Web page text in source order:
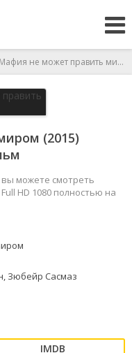
не может править миром
(2015)
можете смотреть
HD 1080 полностью на
Зюбейр Сасмаз